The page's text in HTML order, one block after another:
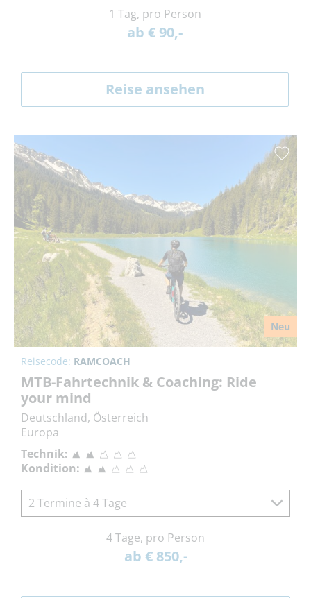
1 Tag, pro Person
ab € 90,-
Reise ansehen
Neu
Reisecode: RAMCOACH
MTB-Fahrtechnik & Coaching: Ride
your mind
Deutschland, Österreich
Europa
Technik:
Kondition:
2 Termine à 4 Tage
4 Tage, pro Person
ab € 850,-